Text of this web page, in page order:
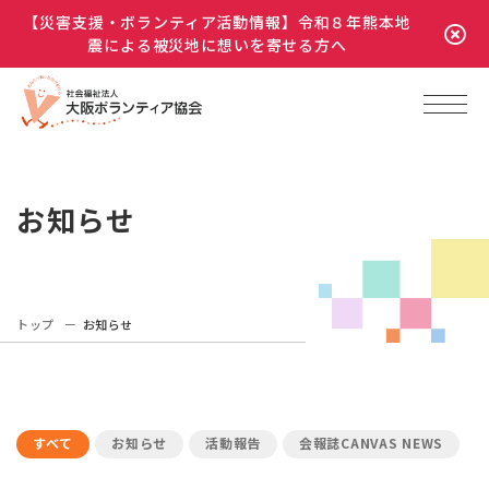
【災害支援・ボランティア活動情報】令和８年熊本地
震による被災地に想いを寄せる方へ
お知らせ
トップ お知らせ
すべて お知らせ 活動報告 会報誌CANVAS NEWS